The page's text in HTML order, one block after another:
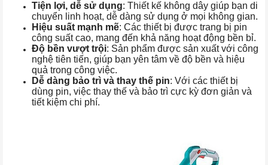
Tiện lợi, dễ sử dụng: Thiết kế không dây giúp bạn di
chuyển linh hoạt, dễ dàng sử dụng ở mọi không gian.
Hiệu suất mạnh mẽ: Các thiết bị được trang bị pin
công suất cao, mang đến khả năng hoạt động bền bỉ.
Độ bền vượt trội: Sản phẩm được sản xuất với công
nghệ tiên tiến, giúp bạn yên tâm về độ bền và hiệu
quả trong công việc.
Dễ dàng bảo trì và thay thế pin: Với các thiết bị
dùng pin, việc thay thế và bảo trì cực kỳ đơn giản và
tiết kiệm chi phí.